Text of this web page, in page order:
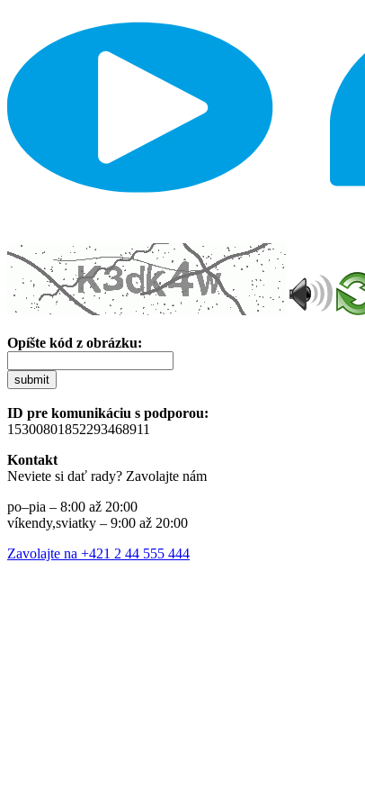
Opíšte kód z obrázku:
submit
ID pre komunikáciu s podporou:
15300801852293468911
Kontakt
Neviete si dať rady? Zavolajte nám
po–pia – 8:00 až 20:00
víkendy,sviatky – 9:00 až 20:00
Zavolajte na +421 2 44 555 444